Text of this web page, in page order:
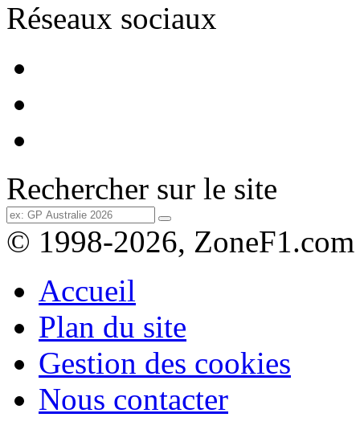
Réseaux sociaux
Rechercher sur le site
© 1998-2026, ZoneF1.com
Accueil
Plan du site
Gestion des cookies
Nous contacter